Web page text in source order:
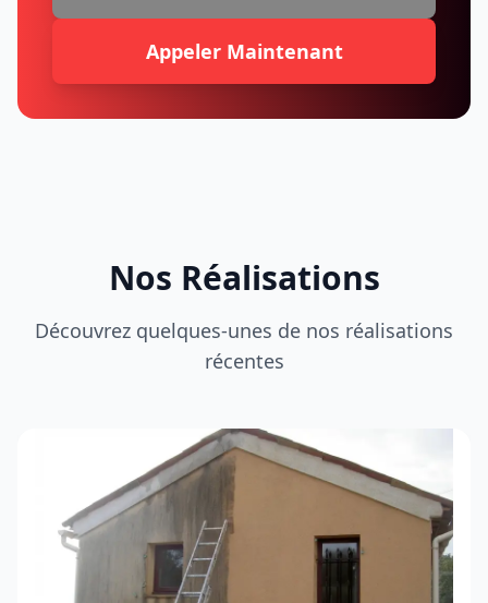
Appeler Maintenant
Nos Réalisations
Découvrez quelques-unes de nos réalisations
récentes